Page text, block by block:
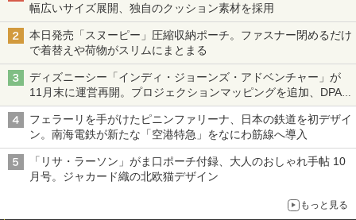
幅広いサイズ展開、独自のクッション素材を採用
本日発売「スヌーピー」圧縮収納ポーチ。ファスナー閉めるだけ
で着替えや荷物がスリムにまとまる
ディズニーシー「インディ・ジョーンズ・アドベンチャー」が
11月末に運営再開。プロジェクションマッピングを追加、DPA
は1500円
フェラーリを手がけたピニンファリーナ、日本の鉄道を初デザイ
ン。南海電鉄が新たな「空港特急」をなにわ筋線へ導入
「リサ・ラーソン」がま口ポーチ付録、大人のおしゃれ手帖 10
月号。ジャカード織の北欧猫デザイン
もっと見る